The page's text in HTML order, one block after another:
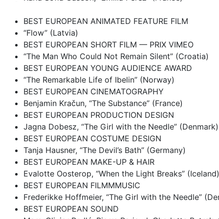
BEST EUROPEAN ANIMATED FEATURE FILM
“Flow” (Latvia)
BEST EUROPEAN SHORT FILM — PRIX VIMEO
“The Man Who Could Not Remain Silent” (Croatia)
BEST EUROPEAN YOUNG AUDIENCE AWARD
“The Remarkable Life of Ibelin” (Norway)
BEST EUROPEAN CINEMATOGRAPHY
Benjamin Kračun, “The Substance” (France)
BEST EUROPEAN PRODUCTION DESIGN
Jagna Dobesz, “The Girl with the Needle” (Denmark)
BEST EUROPEAN COSTUME DESIGN
Tanja Hausner, “The Devil’s Bath” (Germany)
BEST EUROPEAN MAKE-UP & HAIR
Evalotte Oosterop, “When the Light Breaks” (Iceland)
BEST EUROPEAN FILMMMUSIC
Frederikke Hoffmeier, “The Girl with the Needle”
BEST EUROPEAN SOUND